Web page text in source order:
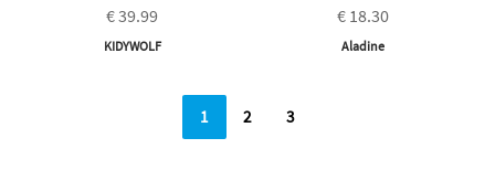
€ 39.99
KIDYWOLF
€ 18.30
Aladine
1 2 3